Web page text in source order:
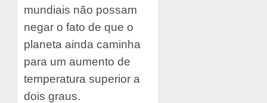
mundiais não possam
negar o fato de que o
planeta ainda caminha
para um aumento de
temperatura superior a
dois graus.